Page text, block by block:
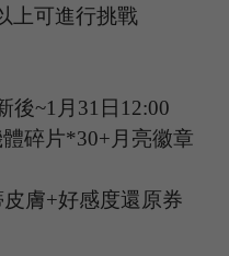
上可進行挑戰
後~1 月 31日1 2:00
體碎片*30+ 月亮徽章
皮膚+好感度還原券